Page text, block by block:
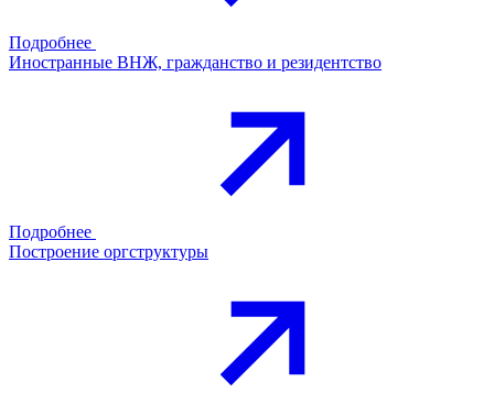
Подробнее
Иностранные ВНЖ, гражданство и резидентство
Подробнее
Построение оргструктуры